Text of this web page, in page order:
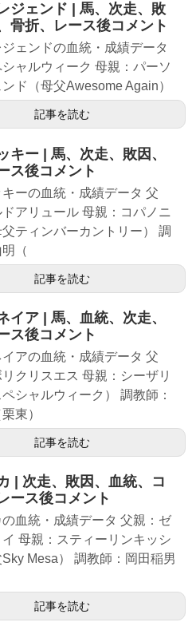
ジェンド | 馬、次走、敗
骨折、レース後コメント
ェンドの血統・成績データ
ャルウィーク 母親：パーソ
ド（母父Awesome Again）
記事を読む
キー | 馬、次走、敗因、
ス後コメント
ーの血統・成績データ 父
アリュール 母親：コパノニ
ティンバーカントリー） 調
（
記事を読む
イア | 馬、血統、次走、
ス後コメント
アの血統・成績データ 父
クリスエス 母親：シーザリ
シャルウィーク） 調教師：
東）
記事を読む
| 次走、敗因、血統、コ
ース後コメント
血統・成績データ 父親：ゼ
母親：スティーリンキッシ
Mesa） 調教師：岡田稲男
記事を読む